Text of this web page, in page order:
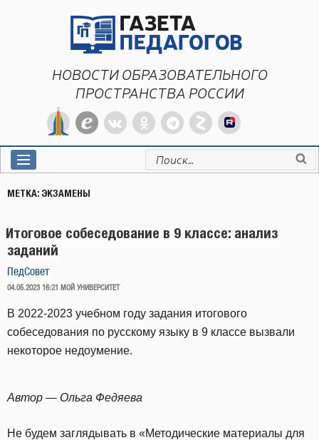
НОВОСТИ ОБРАЗОВАТЕЛЬНОГО
ПРОСТРАНСТВА РОССИИ
Искать:
МЕТКА: ЭКЗАМЕНЫ
Итоговое собеседование в 9 классе: анализ
заданий
ПедСовет
ОПУБЛИКОВАНО
04.05.2023 16:21 МОЙ УНИВЕРСИТЕТ
В 2022-2023 учебном году задания итогового
собеседования по русскому языку в 9 классе вызвали
некоторое недоумение.
Автор — Ольга Федяева
Не будем заглядывать в «Методические материалы для